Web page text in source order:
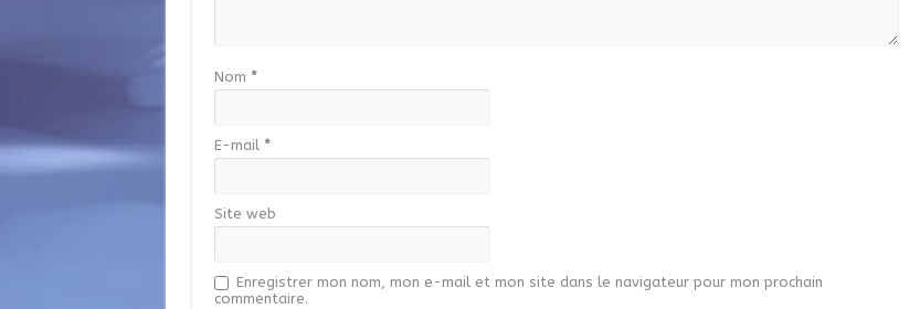
Nom *
E-mail *
Site web
Enregistrer mon nom, mon e-mail et mon site dans le navigateur pour mon prochain
commentaire.